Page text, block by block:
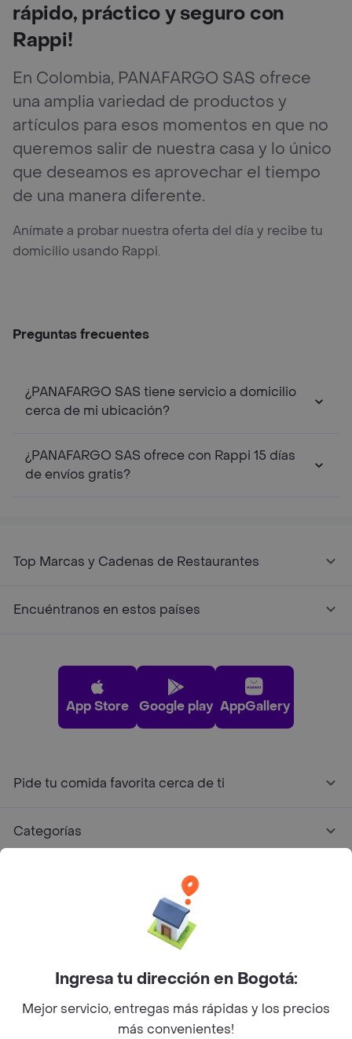
rápido, práctico y seguro con
Rappi!
En Colombia, PANAFARGO SAS ofrece
una amplia variedad de productos y
artículos para esos momentos en que no
queremos salir de nuestra casa y lo único
que deseamos es aprovechar el tiempo
de una manera diferente.
Anímate a probar nuestra oferta del día y recibe tu
domicilio usando Rappi.
Preguntas frecuentes
¿PANAFARGO SAS tiene servicio a domicilio
cerca de mi ubicación?
¿PANAFARGO SAS ofrece con Rappi 15 días
de envíos gratis?
Top Marcas y Cadenas de Restaurantes
Encuéntranos en estos países
App Store Google play AppGallery
Pide tu comida favorita cerca de ti
Categorías
Facebook
Twitter
Instagram
©2026Rappi Inc. All rights reserved.
Ingresa tu dirección en Bogotá:
Mejor servicio, entregas más rápidas y los precios
más convenientes!